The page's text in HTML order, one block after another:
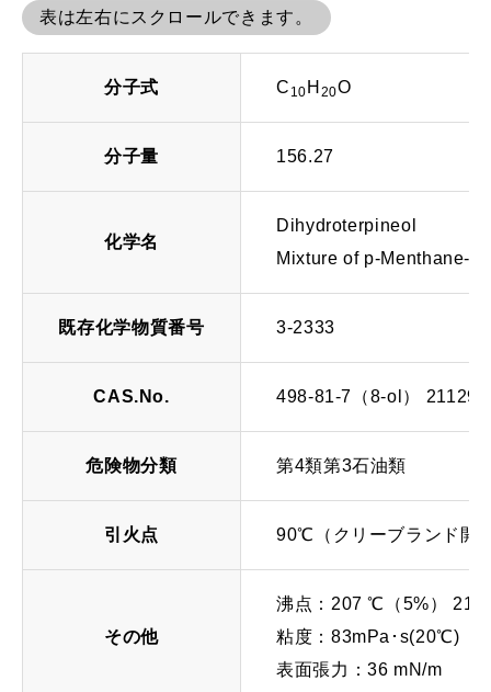
表は左右にスクロールできます。
分子式 C 10 H 20O
分子量 156.27
化学名
Dihydroterpineol
Mixture of p-Menthane-
既存化学物質番号 3-2333
CAS.No. 498-81-7（8-ol） 21129-
危険物分類 第4類第3石油類
引火点 90℃（クリーブランド開
その他
沸点：207 ℃（5%）
粘度：83mPa･s(20℃)
表面張力：36 mN/m